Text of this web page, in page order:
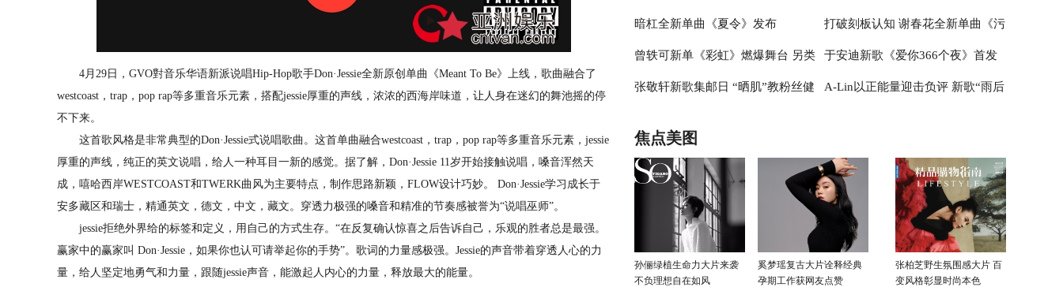
4月29日，GVO對音乐华语新派说唱Hip-Hop歌手Don·Jessie全新原创单曲《Meant To Be》上线，歌曲融合了
westcoast，trap，pop rap等多重音乐元素，搭配jessie厚重的声线，浓浓的西海岸味道，让人身在迷幻的舞池摇的停
不下来。
这首歌风格是非常典型的Don·Jessie式说唱歌曲。这首单曲融合westcoast，trap，pop rap等多重音乐元素，jessie
厚重的声线，纯正的英文说唱，给人一种耳目一新的感觉。据了解，Don·Jessie 11岁开始接触说唱，嗓音浑然天
成，嘻哈西岸WESTCOAST和TWERK曲风为主要特点，制作思路新颖，FLOW设计巧妙。 Don·Jessie学习成长于
安多藏区和瑞士，精通英文，德文，中文，藏文。穿透力极强的嗓音和精准的节奏感被誉为“说唱巫师”。
jessie拒绝外界给的标签和定义，用自己的方式生存。“在反复确认惊喜之后告诉自己，乐观的胜者总是最强。
赢家中的赢家叫 Don·Jessie，如果你也认可请举起你的手势”。歌词的力量感极强。Jessie的声音带着穿透人心的力
量，给人坚定地勇气和力量，跟随jessie声音，能激起人内心的力量，释放最大的能量。
线 清新亮丽动感时尚 口》首发 超强mv收获高口碑
暗杠全新单曲《夏令》发布 打破刻板认知 谢春花全新单曲《污
泥》今日首播
曾轶可新单《彩虹》燃爆舞台 另类
摇滚尽显倔强态度
于安迪新歌《爱你366个夜》首发
温兆伦作词作曲强力助阵
张敬轩新歌集邮日 “晒肌”教粉丝健 A-Lin以正能量迎击负评 新歌“雨后
焦点美图
孙俪绿植生命力大片来袭
不负理想自在如风
奚梦瑶复古大片诠释经典
孕期工作获网友点赞
张柏芝野生氛围感大片 百
变风格彰显时尚本色